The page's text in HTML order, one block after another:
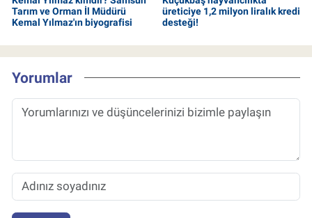
Tarım ve Orman İl Müdürü
Kemal Yılmaz'ın biyografisi
üreticiye 1,2 milyon liralık kredi
desteği!
Yorumlar